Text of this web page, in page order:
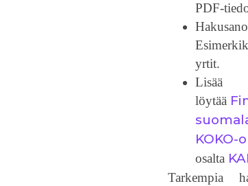
PDF-
yrtit.
löytää
KOKO-
osalta
Tarkempia